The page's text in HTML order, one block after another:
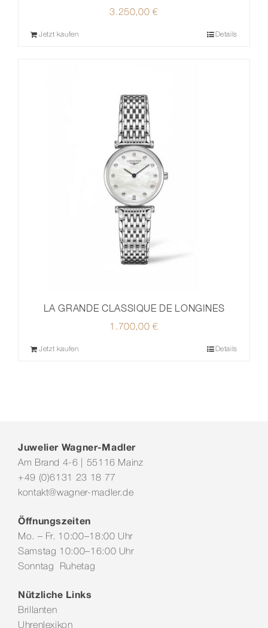
3.250,00€
Jetzt kaufen Details
LA GRANDE CLASSIQUE DE LONGINES
1.700,00€
Jetzt kaufen Details
Juwelier Wagner-Madler
Am Brand 4-6 | 55116 Mainz
+49 (0)6131 23 18 77
kontakt@wagner-madler.de
Öffnungszeiten
Mo. – Fr. 10:00–18:00 Uhr
Samstag 10:00–16:00 Uhr
Sonntag Ruhetag
Nützliche Links
Brillanten
Uhrenlexikon